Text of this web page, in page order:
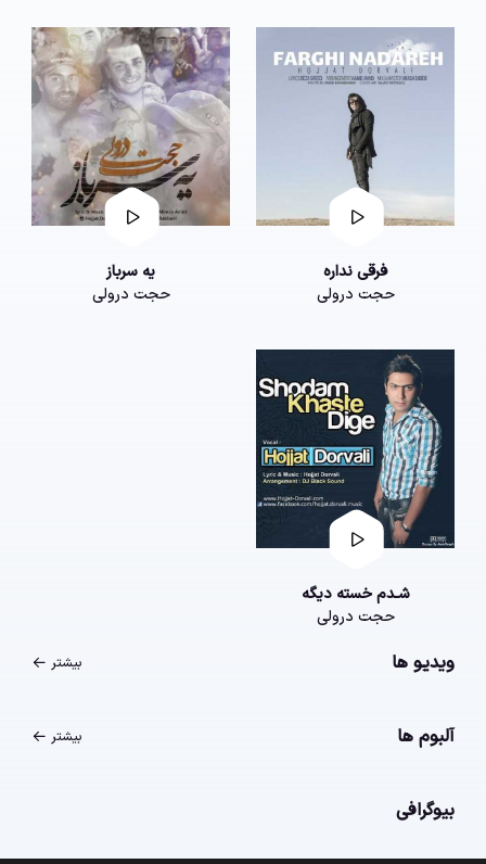
فرقی نداره
حجت درولی
یه سرباز
حجت درولی
شـدم خسته دیگه
حجت درولی
ویدیو ها بیشتر
آلبوم ها بیشتر
بیوگرافی